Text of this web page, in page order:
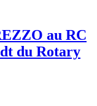
au RC
du Rotary